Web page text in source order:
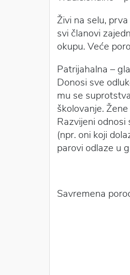
Živi na selu,
svi članovi
okupu. Veće
Patrijahalna –
Donosi sve
mu se
školovanje.
Razvijeni
(npr. oni koji
parovi odlaze u
Savremena